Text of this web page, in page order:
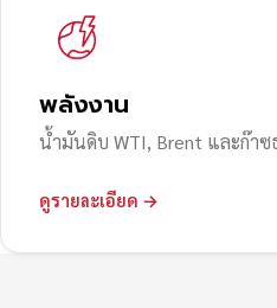
พลังงาน
น้ำมันดิบ WTI, Brent และก๊าซ
ดูรายละเอียด →